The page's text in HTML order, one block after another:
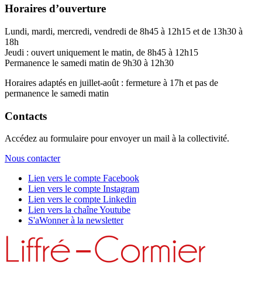
Horaires d’ouverture
Lundi, mardi, mercredi, vendredi de 8h45 à 12h15 et de 13h30 à
18h
Jeudi : ouvert uniquement le matin, de 8h45 à 12h15
Permanence le samedi matin de 9h30 à 12h30
Horaires adaptés en juillet-août : fermeture à 17h et pas de
permanence le samedi matin
Contacts
Accédez au formulaire pour envoyer un mail à la collectivité.
Nous contacter
Lien vers le compte Facebook
Lien vers le compte Instagram
Lien vers le compte Linkedin
Lien vers la chaîne Youtube
S'aWonner à la newsletter